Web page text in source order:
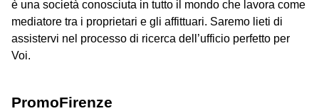
è una società conosciuta in tutto il mondo che lavora come
mediatore tra i proprietari e gli affittuari. Saremo lieti di
assistervi nel processo di ricerca dell’ufficio perfetto per
Voi.
PromoFirenze